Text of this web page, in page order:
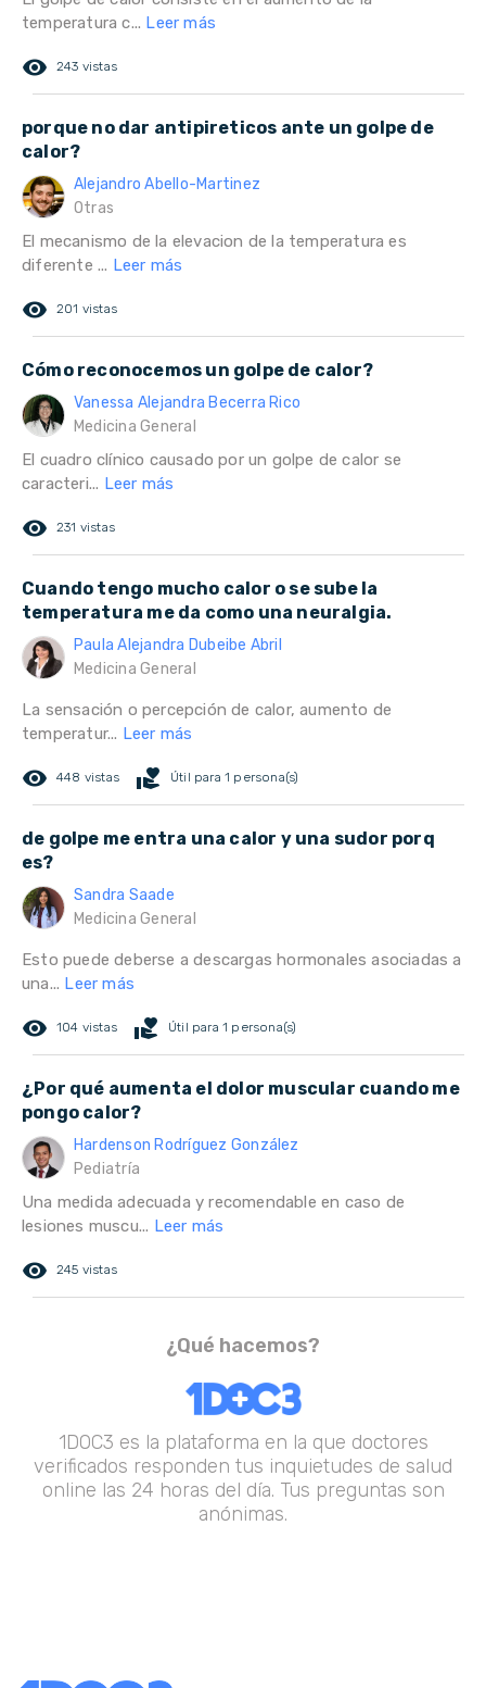
temperatura c... Leer más
remove_red_eye 243 vistas
porque no dar antipireticos ante un golpe de
calor?
Alejandro Abello-Martinez
Otras
El mecanismo de la elevacion de la temperatura es
diferente ... Leer más
remove_red_eye 201 vistas
Cómo reconocemos un golpe de calor?
Vanessa Alejandra Becerra Rico
Medicina General
El cuadro clínico causado por un golpe de calor se
caracteri... Leer más
remove_red_eye 231 vistas
Cuando tengo mucho calor o se sube la
temperatura me da como una neuralgia.
Paula Alejandra Dubeibe Abril
Medicina General
La sensación o percepción de calor, aumento de
temperatur... Leer más
remove_red_eye 448 vistas volunteer_activism Útil para 1 persona(s)
de golpe me entra una calor y una sudor porq
es?
Sandra Saade
Medicina General
Esto puede deberse a descargas hormonales asociadas a
una... Leer más
remove_red_eye 104 vistas volunteer_activism Útil para 1 persona(s)
¿Por qué aumenta el dolor muscular cuando me
pongo calor?
Hardenson Rodríguez González
Pediatría
Una medida adecuada y recomendable en caso de
lesiones muscu... Leer más
remove_red_eye 245 vistas
¿Qué hacemos?
1DOC3 es la plataforma en la que doctores
verificados responden tus inquietudes de salud
online las 24 horas del día. Tus preguntas son
anónimas.